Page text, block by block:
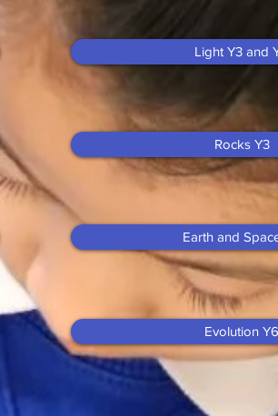
Light Y3 and
Rocks Y3
Earth and
Evolution Y6